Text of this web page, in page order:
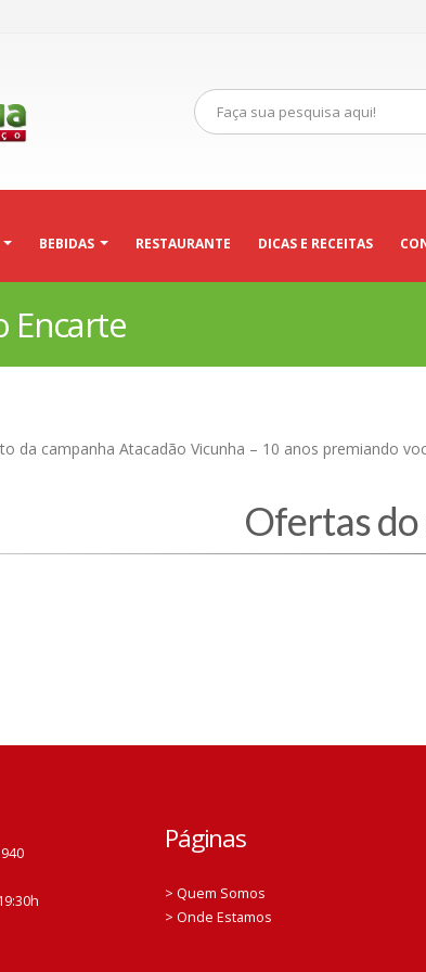
BEBIDAS RESTAURANTE DICAS E RECEITAS
Encarte
da campanha Atacadão Vicunha – 10 anos premiando
Ofertas
Páginas
> Quem Somos
> Onde Estamos